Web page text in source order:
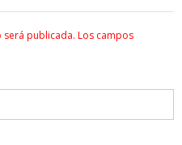
publicada. Los campos